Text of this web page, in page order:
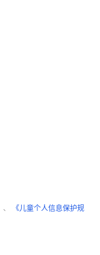
、
《儿童个人信息保护规